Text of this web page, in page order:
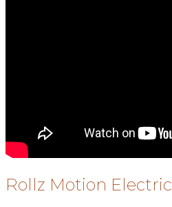
Rollz Motion Electric